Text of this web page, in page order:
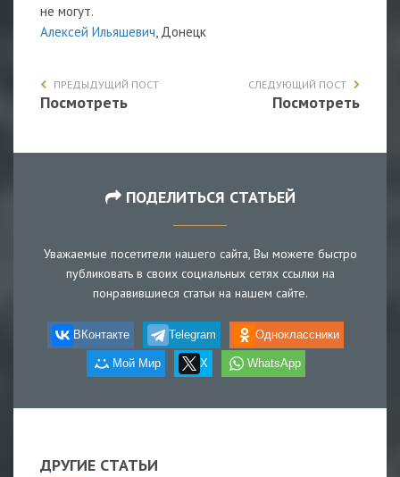
не могут.
Алексей Ильяшевич, Донецк
ПРЕДЫДУЩИЙ ПОСТ
Посмотреть
СЛЕДУЮЩИЙ ПОСТ
Посмотреть
ПОДЕЛИТЬСЯ СТАТЬЕЙ
Уважаемые посетители нашего сайта, Вы можете быстро
публиковать в своих социальных сетях ссылки на
понравившиеся статьи на нашем сайте.
ВКонтакте Telegram Одноклассники
Мой Мир X WhatsApp
ДРУГИЕ СТАТЬИ